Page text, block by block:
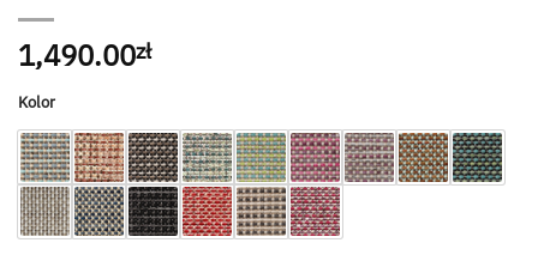
1,490.00zł
Kolor